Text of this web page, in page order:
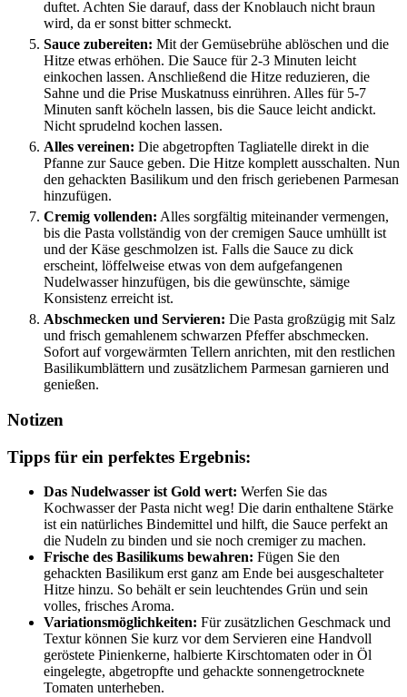
duftet. Achten Sie darauf, dass der Knoblauch nicht braun
wird, da er sonst bitter schmeckt.
Sauce zubereiten: Mit der Gemüsebrühe ablöschen und die
Hitze etwas erhöhen. Die Sauce für 2-3 Minuten leicht
einkochen lassen. Anschließend die Hitze reduzieren, die
Sahne und die Prise Muskatnuss einrühren. Alles für 5-7
Minuten sanft köcheln lassen, bis die Sauce leicht andickt.
Nicht sprudelnd kochen lassen.
Alles vereinen: Die abgetropften Tagliatelle direkt in die
Pfanne zur Sauce geben. Die Hitze komplett ausschalten. Nun
den gehackten Basilikum und den frisch geriebenen Parmesan
hinzufügen.
Cremig vollenden: Alles sorgfältig miteinander vermengen,
bis die Pasta vollständig von der cremigen Sauce umhüllt ist
und der Käse geschmolzen ist. Falls die Sauce zu dick
erscheint, löffelweise etwas von dem aufgefangenen
Nudelwasser hinzufügen, bis die gewünschte, sämige
Konsistenz erreicht ist.
Abschmecken und Servieren: Die Pasta großzügig mit Salz
und frisch gemahlenem schwarzen Pfeffer abschmecken.
Sofort auf vorgewärmten Tellern anrichten, mit den restlichen
Basilikumblättern und zusätzlichem Parmesan garnieren und
genießen.
Notizen
Tipps für ein perfektes Ergebnis:
Das Nudelwasser ist Gold wert: Werfen Sie das
Kochwasser der Pasta nicht weg! Die darin enthaltene Stärke
ist ein natürliches Bindemittel und hilft, die Sauce perfekt an
die Nudeln zu binden und sie noch cremiger zu machen.
Frische des Basilikums bewahren: Fügen Sie den
gehackten Basilikum erst ganz am Ende bei ausgeschalteter
Hitze hinzu. So behält er sein leuchtendes Grün und sein
volles, frisches Aroma.
Variationsmöglichkeiten: Für zusätzlichen Geschmack und
Textur können Sie kurz vor dem Servieren eine Handvoll
geröstete Pinienkerne, halbierte Kirschtomaten oder in Öl
eingelegte, abgetropfte und gehackte sonnengetrocknete
Tomaten unterheben.